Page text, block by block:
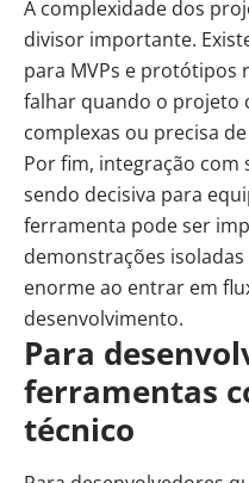
A complexidade dos
divisor importante.
para MVPs e protótipos
falhar quando o projeto
complexas ou precisa
Por fim, integração com
sendo decisiva para
ferramenta pode ser
demonstrações
enorme ao entrar em
desenvolvimento.
Para
ferramentas
técnico